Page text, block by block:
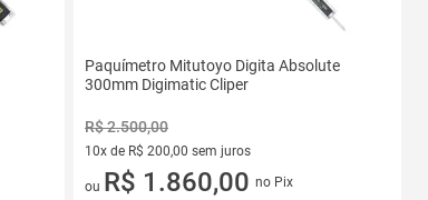
Paquímetro Mitutoyo Digita Absolute
300mm Digimatic Cliper
R$ 2.500,00
10x de R$ 200,00 sem juros
10 vez de R$ 200,00 sem juros
ou R$ 1.860,00 no Pix